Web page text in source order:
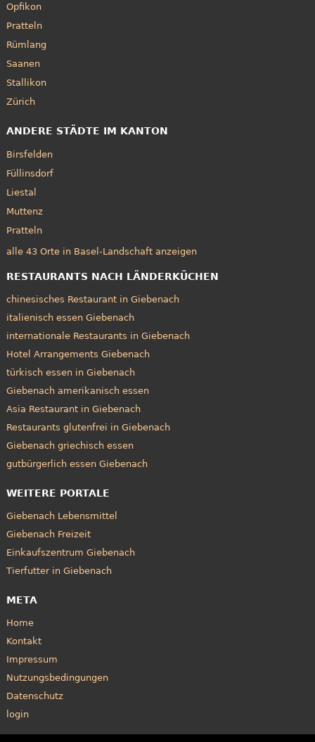
Opfikon
Pratteln
Rümlang
Saanen
Stallikon
Zürich
ANDERE STÄDTE IM KANTON
Birsfelden
Füllinsdorf
Liestal
Muttenz
Pratteln
alle 43 Orte in Basel-Landschaft anzeigen
RESTAURANTS NACH LÄNDERKÜCHEN
chinesisches Restaurant in Giebenach
italienisch essen Giebenach
internationale Restaurants in Giebenach
Hotel Arrangements Giebenach
türkisch essen in Giebenach
Giebenach amerikanisch essen
Asia Restaurant in Giebenach
Restaurants glutenfrei in Giebenach
Giebenach griechisch essen
gutbürgerlich essen Giebenach
WEITERE PORTALE
Giebenach Lebensmittel
Giebenach Freizeit
Einkaufszentrum Giebenach
Tierfutter in Giebenach
META
Home
Kontakt
Impressum
Nutzungsbedingungen
Datenschutz
login